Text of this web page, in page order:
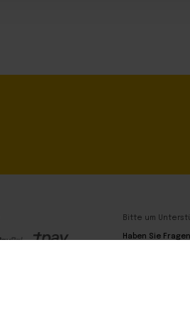
Bitte um
Haben Sie